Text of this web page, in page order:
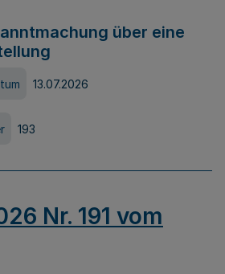
über eine
13.07.2026
193
Nr. 191 vom